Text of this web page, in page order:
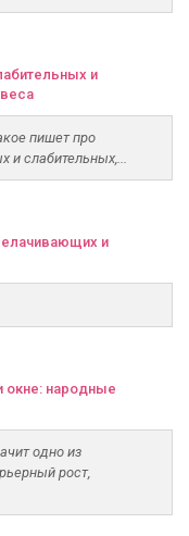
и
пишет про
и слабительных,...
и
окне: народные
одно из
рост,